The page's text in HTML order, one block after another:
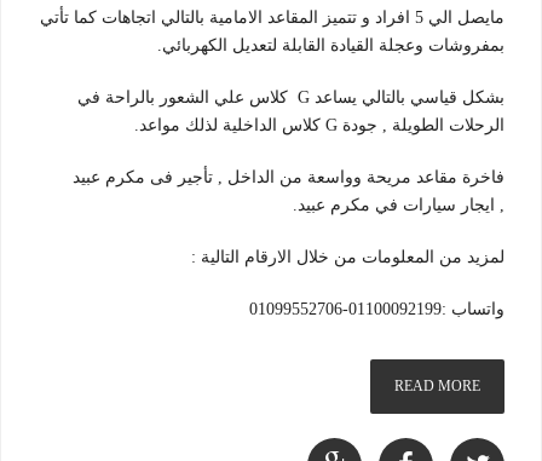
مايصل الي 5 افراد و تتميز المقاعد الامامية بالتالي اتجاهات كما تأتي
بمفروشات وعجلة القيادة القابلة لتعديل الكهربائي.
بشكل قياسي بالتالي يساعد G كلاس علي الشعور بالراحة في
الرحلات الطويلة , جودة G كلاس الداخلية لذلك مواعد.
فاخرة مقاعد مريحة وواسعة من الداخل , تأجير فى مكرم عبيد
, ايجار سيارات في مكرم عبيد.
لمزيد من المعلومات من خلال الارقام التالية :
واتساب :01100092199-01099552706
READ MORE